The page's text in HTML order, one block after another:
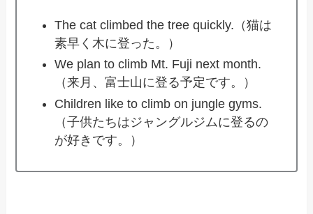
The cat climbed the tree quickly.（猫は
素早く木に登った。）
We plan to climb Mt. Fuji next month.
（来月、富士山に登る予定です。）
Children like to climb on jungle gyms.
（子供たちはジャングルジムに登るの
が好きです。）